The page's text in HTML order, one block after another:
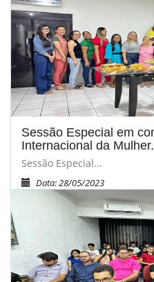
Sessão Especial em
Internacional da Mulher.
Sessão Especial...
Data: 28/05/2023